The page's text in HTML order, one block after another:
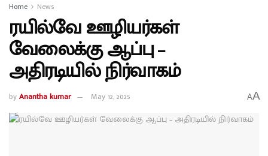
Home News
ரயில்வே ஊழியர்கள்
வேலைக்கு ஆப்பு –
அதிரடியில் நிர்வாகம்
byAnantha kumar May 12, 2025 AA